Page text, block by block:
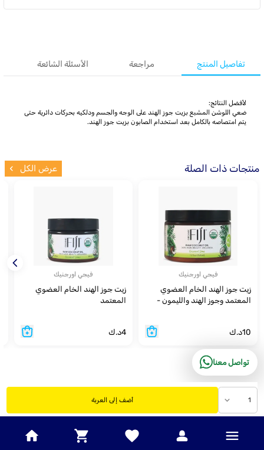
1 أضف إلى العربة
تفاصيل المنتج مراجعة الأسئلة الشائعة
لأفضل النتائج:
ضعي اللوشن المشبع بزيت جوز الهند على الوجه والجسم ودلكيه بحركات دائرية حتى
يتم امتصاصه بالكامل بعد استخدام الصابون بزيت جوز الهند.
منتجات ذات الصلة عرض الكل
فيجي اورجنيك
زيت جوز الهند الخام العضوي
المعتمد وجوز الهند والليمون -
10د.ك
فيجي اورجنيك
زيت جوز الهند الخام العضوي
المعتمد
4د.ك
تواصل معنا